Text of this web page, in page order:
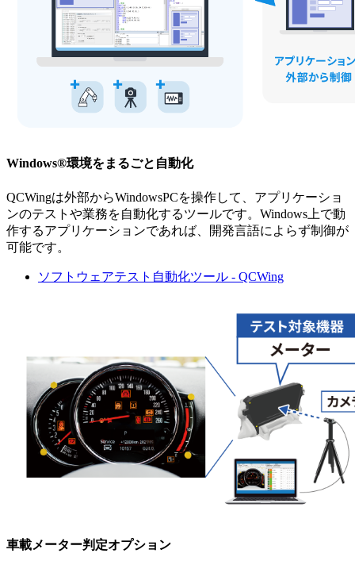
Windows®環境をまるごと自動化
QCWingは外部からWindowsPCを操作して、アプリケーショ
ンのテストや業務を自動化するツールです。Windows上で動
作するアプリケーションであれば、開発言語によらず制御が
可能です。
ソフトウェアテスト自動化ツール - QCWing
車載メーター判定オプション